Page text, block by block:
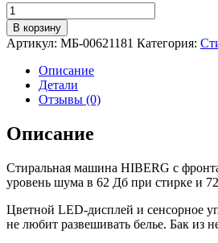
Количество
товара
Стирально-
сушильная
машина
HIBERG
TURELLE
10
W
В корзину
Артикул: МБ-00621181 Категория:
Описание
Детали
Отзывы (0)
Описание
Стиральная машина HIBERG с
уровень шума в 62 Дб при стирке и
Цветной LED-дисплей и сенсорное
не любит развешивать белье. Бак из